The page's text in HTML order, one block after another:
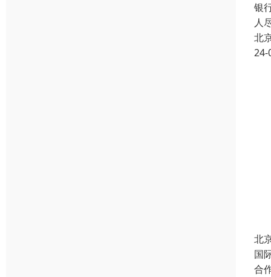
银
人
北
24-
北
国
合